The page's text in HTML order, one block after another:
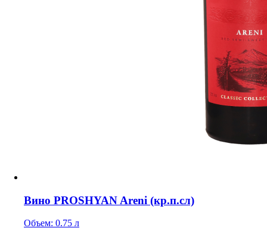
Вино PROSHYAN Areni (кр.п.сл)
Объем: 0.75 л